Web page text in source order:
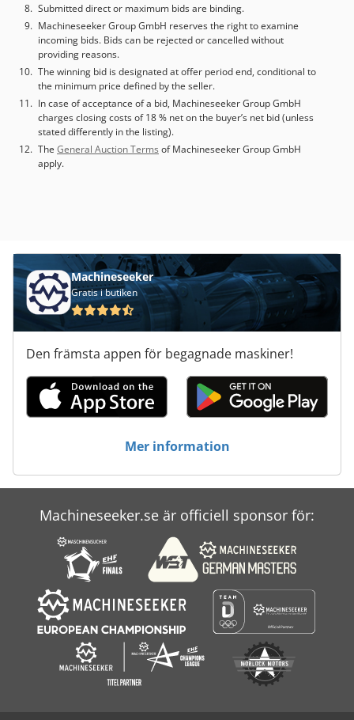
Submitted direct or maximum bids are binding.
Machineseeker Group GmbH reserves the right to examine
incoming bids. Bids can be rejected or cancelled without
providing reasons.
The winning bid is designated at offer period end, conditional to
the minimum price defined by the seller.
In case of acceptance of a bid, Machineseeker Group GmbH
charges closing costs of 18 % net on the buyer’s net bid (unless
stated differently in the listing).
The General Auction Terms of Machineseeker Group GmbH
apply.
Machineseeker
Gratis i butiken
Den främsta appen för begagnade maskiner!
Mer information
Machineseeker.se är officiell sponsor för: